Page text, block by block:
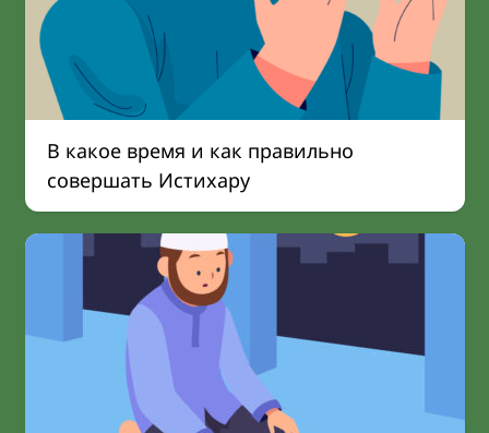
В какое время и как правильно
совершать Истихару